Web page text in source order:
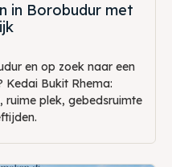
in Borobudur met
en op zoek naar een
Kedai Bukit Rhema:
ruime plek, gebedsruimte